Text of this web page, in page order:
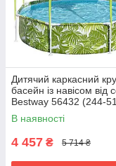
Дитячий каркасний
басейн із навісом від
Bestway 56432 (244-
навісом, 1688 л)
В наявності
4 457 ₴ 5 714 ₴